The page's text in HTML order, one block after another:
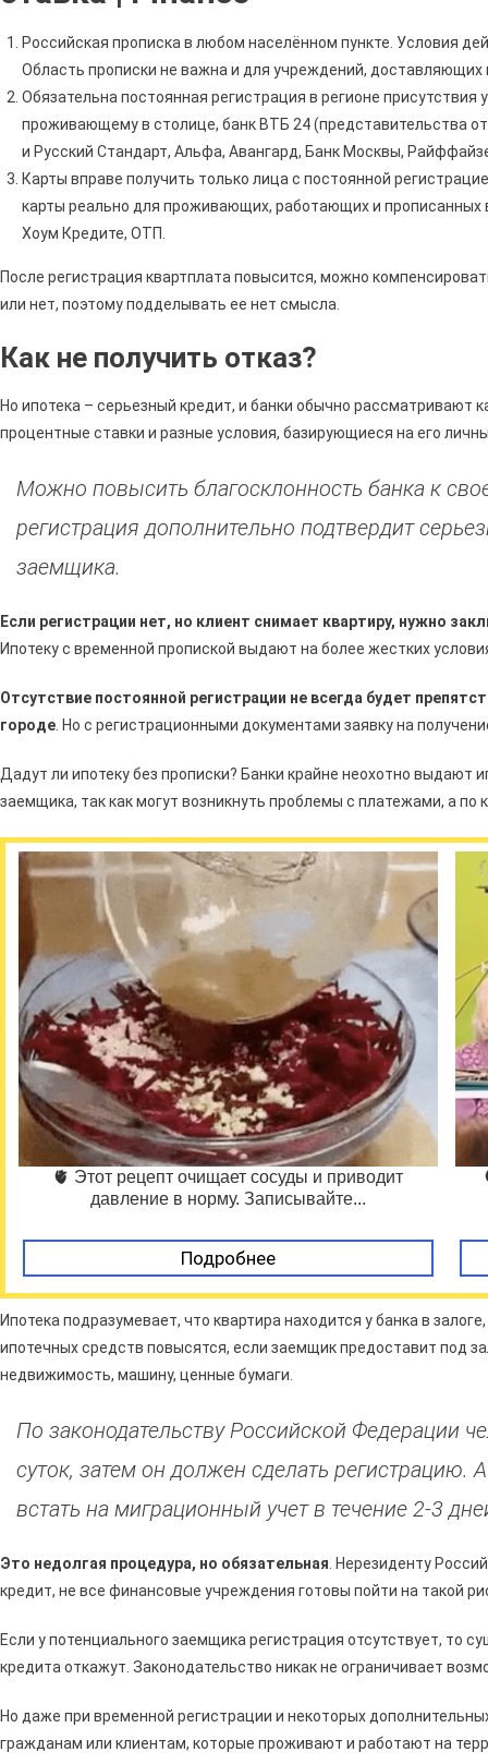
Российская прописка в любом населённом пункте. Условия
Область прописки не важна и для учреждений,
Обязательна постоянная регистрация в регионе присутствия
проживающему в столице, банк ВТБ 24 (представительства
и Русский Стандарт, Альфа, Авангард, Банк Москвы,
Карты вправе получить только лица с постоянной
карты реально для проживающих, работающих и прописанных
Хоум Кредите, ОТП.
После регистрация квартплата повысится, можно
или нет, поэтому подделывать ее нет смысла.
Как не получить отказ?
Но ипотека – серьезный кредит, и банки обычно рассматривают
процентные ставки и разные условия, базирующиеся на его
Можно повысить благосклонность банка к
регистрация дополнительно подтвердит
заемщика.
Если регистрации нет, но клиент снимает квартиру, нужно
Ипотеку с временной пропиской выдают на более жестких
Отсутствие постоянной регистрации не всегда будет
городе. Но с регистрационными документами заявку на
Дадут ли ипотеку без прописки? Банки крайне неохотно выдают
заемщика, так как могут возникнуть проблемы с платежами, а по
🫀 Этот рецепт очищает сосуды и приводит
давление в норму. Записывайте...
Подробнее
Ипотека подразумевает, что квартира находится у банка в
ипотечных средств повысятся, если заемщик предоставит под
недвижимость, машину, ценные бумаги.
По законодательству Российской Федерации
суток, затем он должен сделать регистрацию.
встать на миграционный учет в течение 2-3
Это недолгая процедура, но обязательная . Нерезиденту
кредит, не все финансовые учреждения готовы пойти на такой
Если у потенциального заемщика регистрация отсутствует, то
кредита откажут. Законодательство никак не ограничивает
Но даже при временной регистрации и некоторых
гражданам или клиентам, которые проживают и работают на